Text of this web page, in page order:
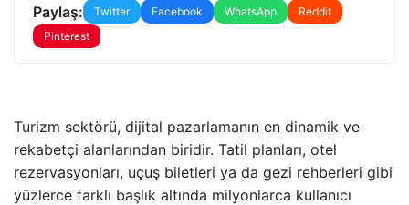
Paylaş: Twitter Facebook WhatsApp
Reddit
Pinterest
Turizm sektörü, dijital pazarlamanın en dinamik ve
rekabetçi alanlarından biridir. Tatil planları, otel
rezervasyonları, uçuş biletleri ya da gezi rehberleri gibi
yüzlerce farklı başlık altında milyonlarca kullanıcı